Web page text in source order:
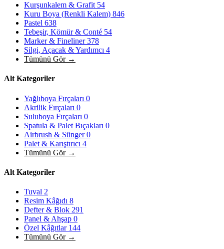
Kurşunkalem & Grafit 54
Kuru Boya (Renkli Kalem) 846
Pastel 638
Tebeşir, Kömür & Conté 54
Marker & Fineliner378
Silgi, Açacak & Yardımcı 4
Tümünü Gör →
Alt Kategoriler
Yağlıboya Fırçaları 0
Akrilik Fırçaları 0
Suluboya Fırçaları 0
Spatula & Palet Bıçakları 0
Airbrush & Sünger0
Palet & Karıştırıcı 4
Tümünü Gör →
Alt Kategoriler
Tuval 2
Resim Kâğıdı 8
Defter & Blok 291
Panel & Ahşap 0
Özel Kâğıtlar 144
Tümünü Gör →